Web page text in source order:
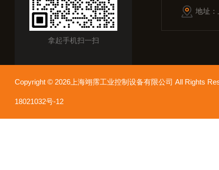
拿起手机扫一扫
地址
Copyright © 2026上海翊霈工业控制设备有限公司 All Rights
18021032号-12